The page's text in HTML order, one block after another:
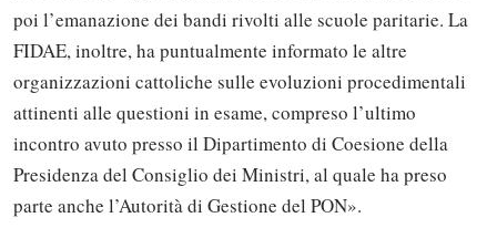
poi l’emanazione dei bandi rivolti alle scuole paritarie. La
FIDAE, inoltre, ha puntualmente informato le altre
organizzazioni cattoliche sulle evoluzioni procedimentali
attinenti alle questioni in esame, compreso l’ultimo
incontro avuto presso il Dipartimento di Coesione della
Presidenza del Consiglio dei Ministri, al quale ha preso
parte anche l’Autorità di Gestione del PON».